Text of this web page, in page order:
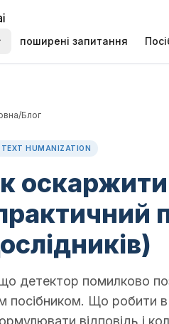
поширені запитання
/Блог
HUMANIZATION
детектор помилково
посібником. Що робити в